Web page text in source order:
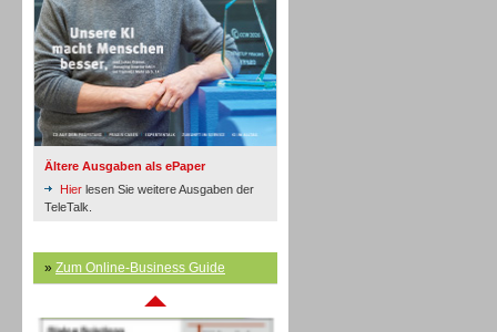
Ältere Ausgaben als ePaper
Hier lesen Sie weitere Ausgaben der
TeleTalk.
» Zum Online-Business Guide
Inbound